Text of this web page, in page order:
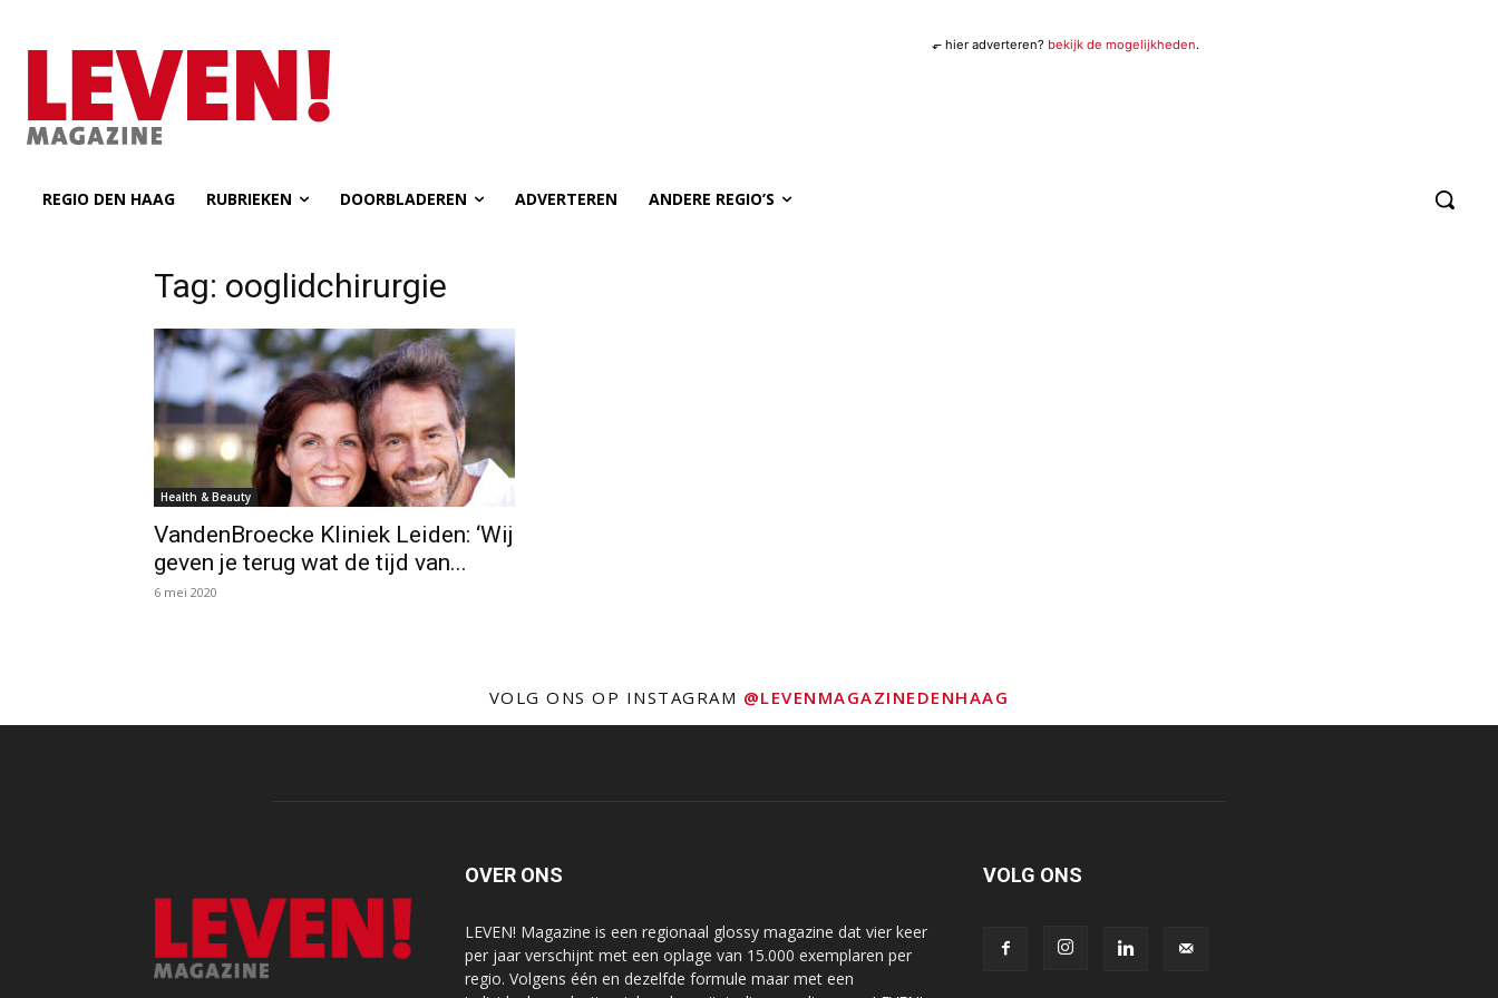
⬐ hier adverteren? bekijk de mogelijkheden.
REGIO DEN HAAG RUBRIEKEN DOORBLADEREN ADVERTEREN ANDERE REGIO’S
Tag: ooglidchirurgie
Health & Beauty
VandenBroecke Kliniek Leiden: ‘Wij
geven je terug wat de tijd van...
6 mei 2020
VOLG ONS OP INSTAGRAM @LEVENMAGAZINEDENHAAG
OVER ONS
LEVEN! Magazine is een regionaal glossy magazine dat vier keer
per jaar verschijnt met een oplage van 15.000 exemplaren per
regio. Volgens één en dezelfde formule maar met een
VOLG ONS